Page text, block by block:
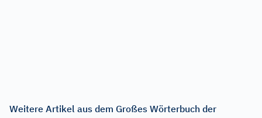
Weitere Artikel aus dem Großes Wörterbuch der